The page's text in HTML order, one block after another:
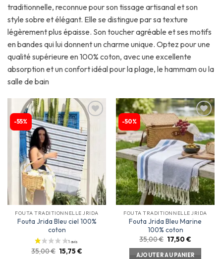
traditionnelle, reconnue pour son tissage artisanal et son
style sobre et élégant. Elle se distingue par sa texture
légèrement plus épaisse. Son toucher agréable et ses motifs
en bandes qui lui donnent un charme unique. Optez pour une
qualité supérieure en 100% coton, avec une excellente
absorption et un confort idéal pour la plage, le hammam ou la
salle de bain
-55%
Ajouter
à la
liste
d’envies
FOUTA TRADITIONNELLE JRIDA
Fouta Jrida Bleu ciel 100%
coton
35,00€ 15,75€
-50%
Ajouter
à la
liste
d’envies
FOUTA TRADITIONNELLE JRIDA
Fouta Jrida Bleu Marine
100% coton
35,00€ 17,50€
AJOUTER AU PANIER